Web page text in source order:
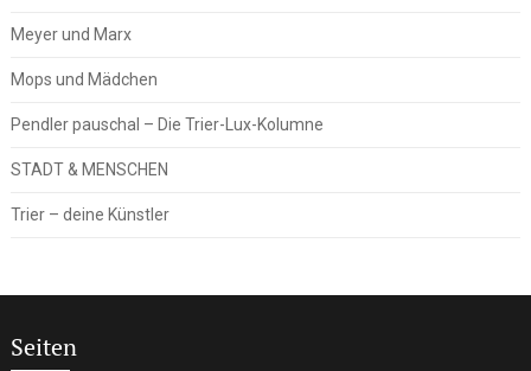
Meyer und Marx
Mops und Mädchen
Pendler pauschal – Die Trier-Lux-Kolumne
STADT & MENSCHEN
Trier – deine Künstler
Seiten